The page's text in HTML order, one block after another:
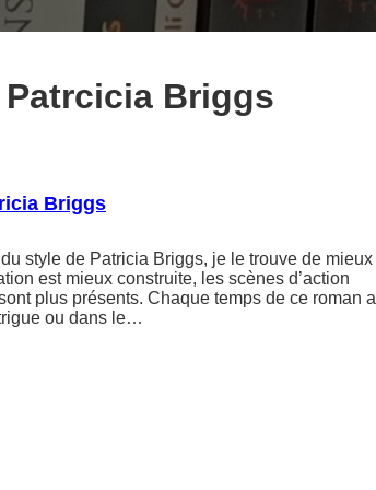
Patrcicia Briggs
Briggs
style de Patricia Briggs, je le trouve de mieux
est mieux construite, les scènes d’action
plus présents. Chaque temps de ce roman a
ou dans le…